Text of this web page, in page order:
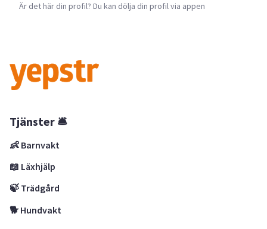
Är det här din profil? Du kan dölja din profil via appen
Tjänster 🛎
👶 Barnvakt
📖 Läxhjälp
🍃 Trädgård
🐕 Hundvakt